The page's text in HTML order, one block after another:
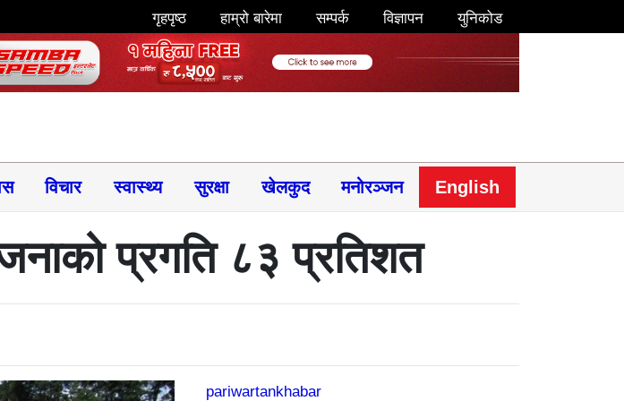
गृहपृष्ठ हाम्रो बारेमा सम्पर्क विज्ञापन युनिकोड
विचार स्वास्थ्य सुरक्षा खेलकुद मनोरञ्जन English
प्रगति ८३ प्रतिशत
pariwartankhabar